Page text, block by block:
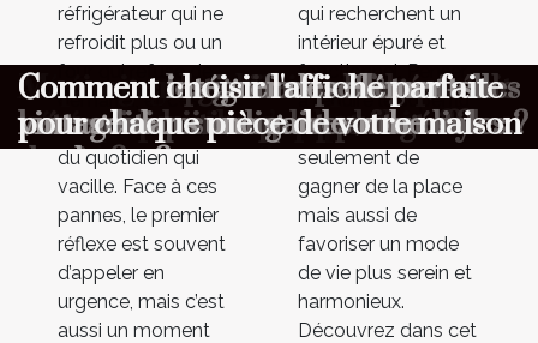
Dépannage express : quelles
informations transmettre au
premier contact ?
réfrigérateur qui ne
refroidit plus ou un
four qui refuse de
démarrer, et c’est
toute l’organisation
du quotidien qui
vacille. Face à ces
pannes, le premier
réflexe est souvent
d’appeler en
urgence, mais c’est
aussi un moment
Aménagement minimaliste :
pourquoi moins c’est parfois mieux
qui recherchent un
intérieur épuré et
fonctionnel. Penser
à réduire le superflu
permet non
seulement de
gagner de la place
mais aussi de
favoriser un mode
de vie plus serein et
harmonieux.
Découvrez dans cet
Maximiser l'ambiance à votre
cérémonie avec un photobooth
Comment choisir le cadeau parfait
pour surprendre vos proches ?
Comment organiser une chasse au
trésor éducative pour enfants ?
Comment optimiser la longévité de
votre combinaison de plongée ?
Comment choisir un parfum
masculin qui complète votre style
de vie ?
Comment les gaufres reflètent-elles
les traditions culinaires mondiales ?
Comment intégrer des éléments
vintage dans une garde-robe
moderne ?
Comment choisir l'affiche parfaite
pour chaque pièce de votre maison